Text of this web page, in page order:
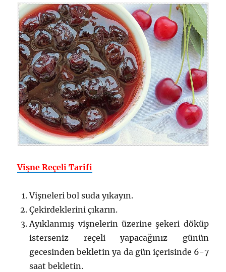
Vişne Reçeli Tarifi
Vişneleri bol suda yıkayın.
Çekirdeklerini çıkarın.
Ayıklanmış vişnelerin üzerine şekeri döküp
isterseniz reçeli yapacağınız günün
gecesinden bekletin ya da gün içerisinde 6-7
saat bekletin.